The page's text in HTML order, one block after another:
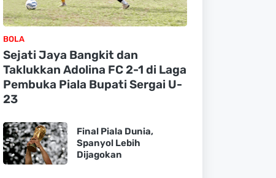
BOLA
Sejati Jaya Bangkit dan
Taklukkan Adolina FC 2-1 di Laga
Pembuka Piala Bupati Sergai U-
23
Final Piala Dunia,
Spanyol Lebih
Dijagokan